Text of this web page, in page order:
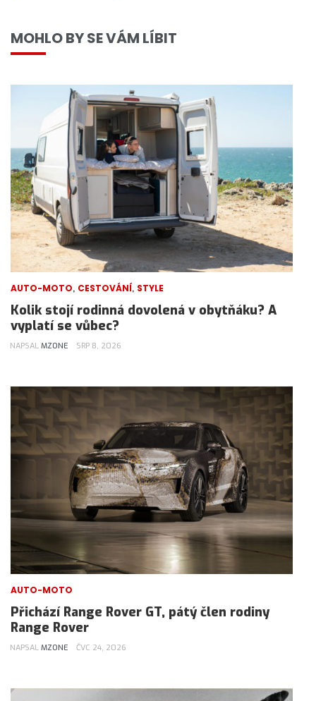
MOHLO BY SE VÁM LÍBIT
AUTO-MOTO, CESTOVÁNÍ, STYLE
Kolik stojí rodinná dovolená v obytňáku? A
vyplatí se vůbec?
NAPSAL MZONE SRP 8, 2026
AUTO-MOTO
Přichází Range Rover GT, pátý člen rodiny
Range Rover
NAPSAL MZONE ČVC 24, 2026